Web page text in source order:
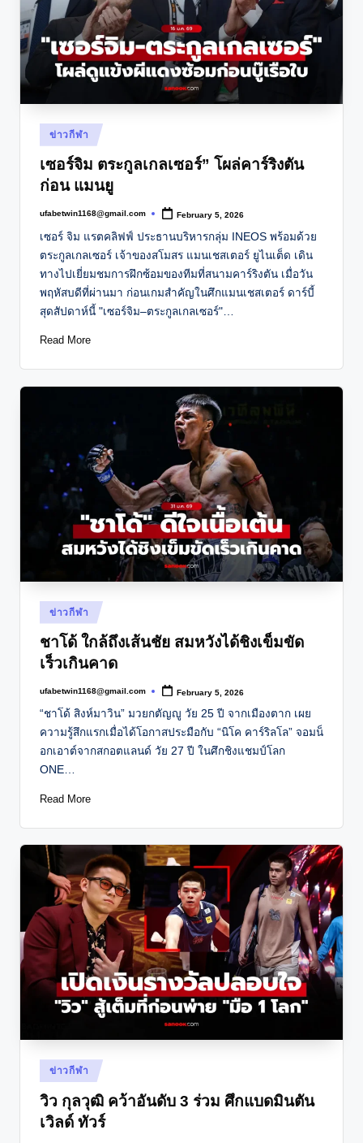
Posted
in
ข่าวกีฬา
เซอร์จิม ตระกูลเกลเซอร์” โผล่คาร์ริงตัน
ก่อน แมนยู
Posted
ufabetwin1168@gmail.com February 5, 2026
เซอร์ จิม แรตคลิฟฟ์ ประธานบริหารกลุ่ม INEOS พร้อมด้วย
ตระกูลเกลเซอร์ เจ้าของสโมสร แมนเชสเตอร์ ยูไนเต็ด เดิน
ทางไปเยี่ยมชมการฝึกซ้อมของทีมที่สนามคาร์ริงตัน เมื่อวัน
พฤหัสบดีที่ผ่านมา ก่อนเกมสำคัญในศึกแมนเชสเตอร์ ดาร์บี้
สุดสัปดาห์นี้ "เซอร์จิม–ตระกูลเกลเซอร์"…
Read More
Posted
in
ข่าวกีฬา
ชาโด้ ใกล้ถึงเส้นชัย สมหวังได้ชิงเข็มขัด
เร็วเกินคาด
Posted
ufabetwin1168@gmail.com February 5, 2026
“ชาโด้ สิงห์มาวิน” มวยกตัญญู วัย 25 ปี จากเมืองตาก เผย
ความรู้สึกแรกเมื่อได้โอกาสประมือกับ “นิโค คาร์ริลโล” จอมน็
อกเอาต์จากสกอตแลนด์ วัย 27 ปี ในศึกชิงแชมป์โลก
ONE…
Read More
Posted
in
ข่าวกีฬา
วิว กุลวุฒิ คว้าอันดับ 3 ร่วม ศึกแบดมินตัน
เวิลด์ ทัวร์